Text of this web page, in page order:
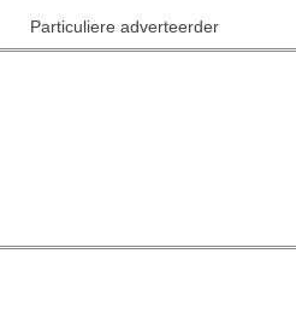
Particuliere adverteerder